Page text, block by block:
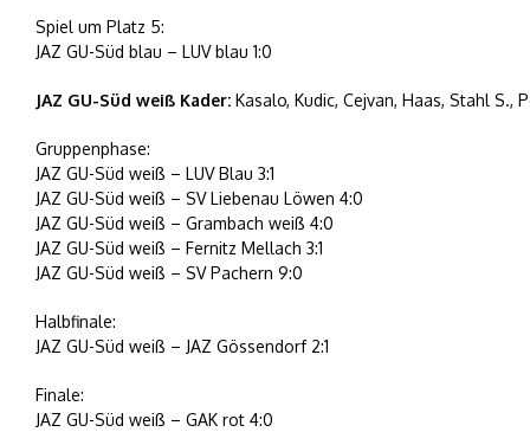
Spiel um Platz 5:
JAZ GU-Süd blau – LUV blau 1:0
JAZ GU-Süd weiß Kader: Kasalo, Kudic, Cejvan, Haas, Stahl S.,
Gruppenphase:
JAZ GU-Süd weiß – LUV Blau 3:1
JAZ GU-Süd weiß – SV Liebenau Löwen 4:0
JAZ GU-Süd weiß – Grambach weiß 4:0
JAZ GU-Süd weiß – Fernitz Mellach 3:1
JAZ GU-Süd weiß – SV Pachern 9:0
Halbfinale:
JAZ GU-Süd weiß – JAZ Gössendorf 2:1
Finale:
JAZ GU-Süd weiß – GAK rot 4:0